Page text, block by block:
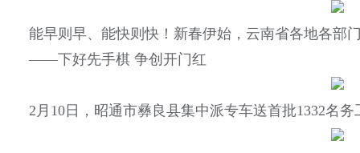
能早则早、能快则快！新春伊始，云南省各地各部
——下好先手棋 争创开门红
2月10日，昭通市彝良县集中派专车送首批1332名务